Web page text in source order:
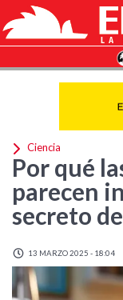
Ciencia
Por qué
parecen
secreto
13 MARZO 2025 - 18:04